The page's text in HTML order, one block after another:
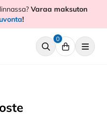
Varaa maksuton
!
0